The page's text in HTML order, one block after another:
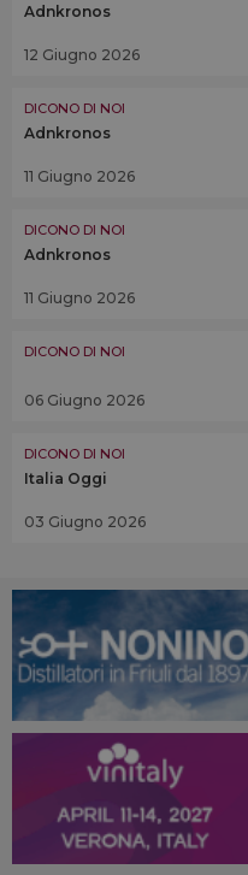
Adnkronos
12 Giugno 2026
DICONO DI NOI
Adnkronos
11 Giugno 2026
DICONO DI NOI
Adnkronos
11 Giugno 2026
DICONO DI NOI
06 Giugno 2026
DICONO DI NOI
Italia Oggi
03 Giugno 2026